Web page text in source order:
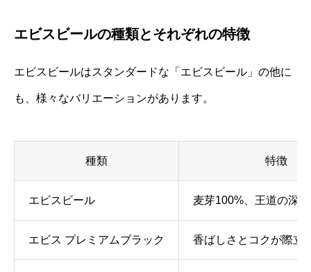
エビスビールの種類とそれぞれの特徴
エビスビールはスタンダードな「エビスビール」の他に
も、様々なバリエーションがあります。
種類 特徴
エビスビール 麦芽100%、王道の深
エビス プレミアムブラック 香ばしさとコクが際立